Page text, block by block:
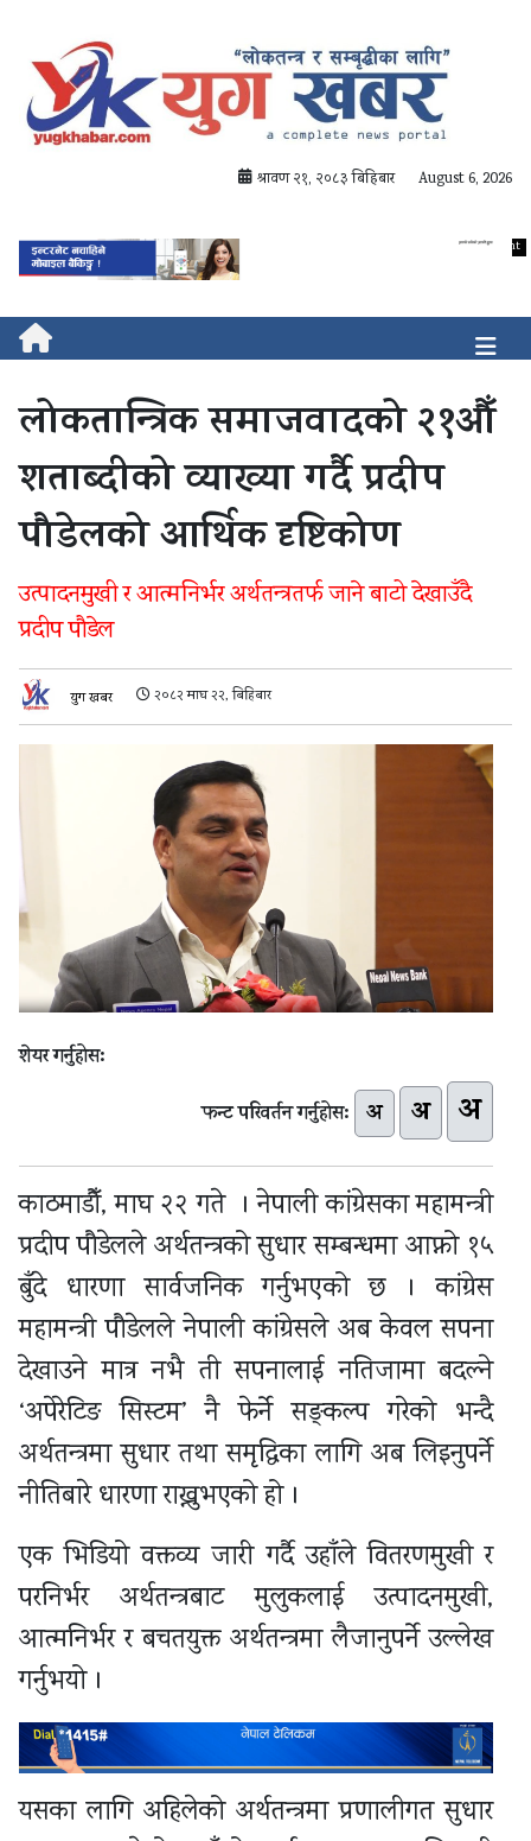
श्रावण २१, २०८३ बिहिबार August 6, 2026
लोकतान्त्रिक समाजवादको २१औँ
शताब्दीको व्याख्या गर्दै प्रदीप
पौडेलको आर्थिक दृष्टिकोण
उत्पादनमुखी र आत्मनिर्भर अर्थतन्त्रतर्फ जाने बाटो देखाउँदै
प्रदीप पौडेल
युग खबर २०८२ माघ २२, बिहिबार
शेयर गर्नुहोस:
फन्ट परिवर्तन गर्नुहोस: अ अ अ
काठमाडौँ, माघ २२ गते । नेपाली कांग्रेसका महामन्त्री
प्रदीप पौडेलले अर्थतन्त्रको सुधार सम्बन्धमा आफ्नो १५
बुँदे धारणा सार्वजनिक गर्नुभएको छ । कांग्रेस
महामन्त्री पौडेलले नेपाली कांग्रेसले अब केवल सपना
देखाउने मात्र नभै ती सपनालाई नतिजामा बदल्ने
‘अपेरेटिङ सिस्टम’ नै फेर्ने सङ्कल्प गरेको भन्दै
अर्थतन्त्रमा सुधार तथा समृद्धिका लागि अब लिइनुपर्ने
नीतिबारे धारणा राख्नुभएको हो ।
एक भिडियो वक्तव्य जारी गर्दै उहाँले वितरणमुखी र
परनिर्भर अर्थतन्त्रबाट मुलुकलाई उत्पादनमुखी,
आत्मनिर्भर र बचतयुक्त अर्थतन्त्रमा लैजानुपर्ने उल्लेख
गर्नुभयो ।
यसका लागि अहिलेको अर्थतन्त्रमा प्रणालीगत सुधार